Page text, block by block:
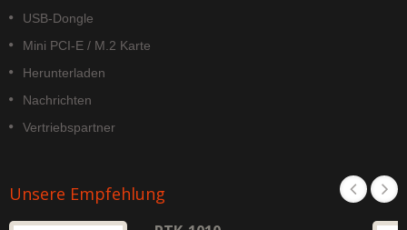
USB-Dongle
Mini PCI-E / M.2 Karte
Herunterladen
Nachrichten
Vertriebspartner
Unsere Empfehlung